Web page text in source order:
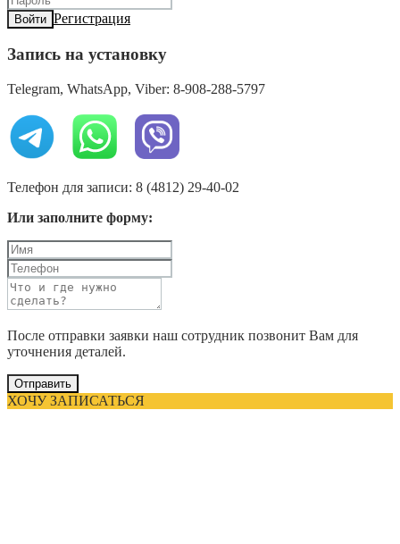
Войти Регистрация
Запись на установку
Telegram, WhatsApp, Viber: 8-908-288-5797
Телефон для записи: 8 (4812) 29-40-02
Или заполните форму:
После отправки заявки наш сотрудник позвонит Вам для
уточнения деталей.
Отправить
ХОЧУ ЗАПИСАТЬСЯ